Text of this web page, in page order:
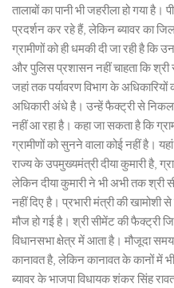
तालाबों का पानी भी जहरीला हो गया
प्रदर्शन कर रहे हैं, लेकिन ब्यावर का
ग्रामीणों को ही धमकी दी जा रही है
और पुलिस प्रशासन नहीं चाहता कि
जहां तक पर्यावरण विभाग के
अधिकारी अंधे है। उन्हें फैक्ट्री से
नहीं आ रहा है। कहा जा सकता है कि
ग्रामीणों को सुनने वाला कोई नहीं है।
राज्य के उपमुख्यमंत्री दीया कुमारी है,
लेकिन दीया कुमारी ने भी अभी तक श्री
नहीं दिए है। प्रभारी मंत्री की
मौज हो गई है। श्री सीमेंट की फैक्ट्री
विधानसभा क्षेत्र में आता है। मौजूदा
कानावत है, लेकिन कानावत के कानों में
ब्यावर के भाजपा विधायक शंकर सिंह